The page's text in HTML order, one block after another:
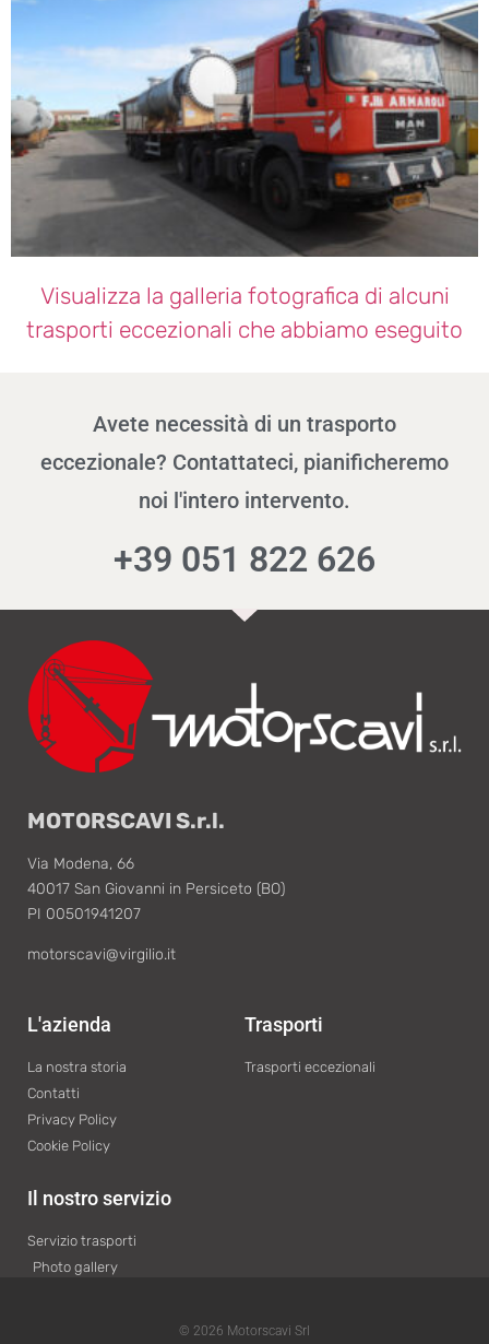
Visualizza la galleria fotografica di alcuni
trasporti eccezionali che abbiamo eseguito
Avete necessità di un trasporto
eccezionale? Contattateci, pianificheremo
noi l'intero intervento.
+39 051 822 626
MOTORSCAVI S.r.l.
Via Modena, 66
40017 San Giovanni in Persiceto (BO)
PI 00501941207
motorscavi@virgilio.it
L'azienda
La nostra storia
Contatti
Privacy Policy
Cookie Policy
Trasporti
Trasporti eccezionali
Il nostro servizio
Servizio trasporti
Photo gallery
© 2026 Motorscavi Srl